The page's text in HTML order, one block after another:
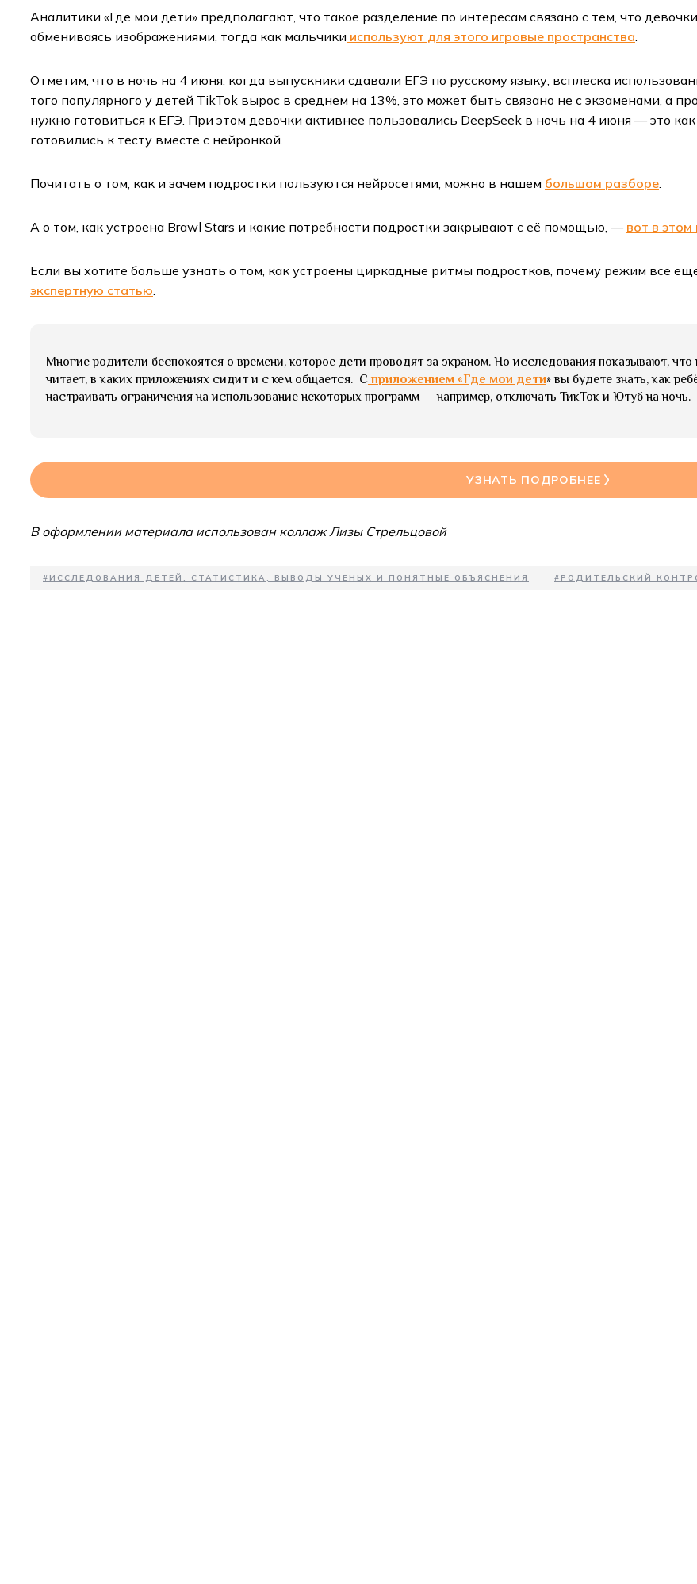
Аналитики «Где мои дети» предполагают, что такое разделение по интересам связано с тем, что
обмениваясь изображениями, тогда как мальчики используют для этого игровые пространства.
Отметим, что в ночь на 4 июня, когда выпускники сдавали ЕГЭ по русскому языку, всплеска
того популярного у детей TikTok вырос в среднем на 13%, это может быть связано не с экзаменами, а
нужно готовиться к ЕГЭ. При этом девочки активнее пользовались DeepSeek в ночь на 4 июня — это
готовились к тесту вместе с нейронкой.
Почитать о том, как и зачем подростки пользуются нейросетями, можно в нашем большом разборе.
А о том, как устроена Brawl Stars и какие потребности подростки закрывают с её помощью, — вот в
Если вы хотите больше узнать о том, как устроены циркадные ритмы подростков, почему режим всё
экспертную статью.
Многие родители беспокоятся о времени, которое дети проводят за экраном. Но исследования показывают, что
читает, в каких приложениях сидит и с кем общается. С приложением «Где мои дети» вы будете знать, как
настраивать ограничения на использование некоторых программ — например, отключать ТикТок и Ютуб на ночь.
УЗНАТЬ ПОДРОБНЕЕ
В оформлении материала использован коллаж Лизы Стрельцовой
#ИССЛЕДОВАНИЯ ДЕТЕЙ: СТАТИСТИКА, ВЫВОДЫ УЧЕНЫХ И ПОНЯТНЫЕ ОБЪЯСНЕНИЯ #РОДИТЕЛЬСКИЙ